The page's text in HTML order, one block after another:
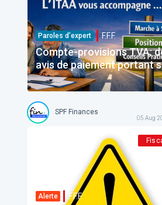
Paroles d’expert F.F.F.
Compte-provisions TVA:
avis de paiement portant
des montants déjà payés
SPF Finances
05 Aug
Alerte F.F.F.